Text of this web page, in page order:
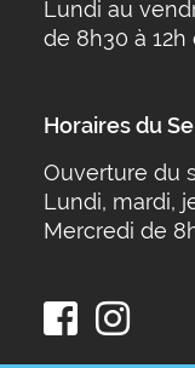
Lundi au
de 8h30 à 12h
Horaires du
Ouverture du
Lundi, mardi,
Mercredi de